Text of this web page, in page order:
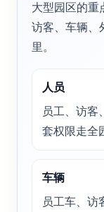
大型园区的重
访客、车辆、
里。
人员
员工、访客
套权限走全
车辆
员工车、访